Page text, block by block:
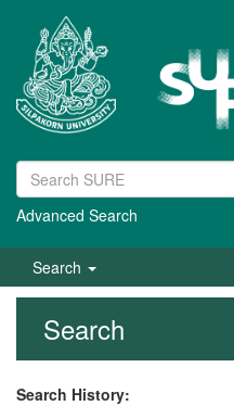
Advanced Search
Search
Search
Search History: